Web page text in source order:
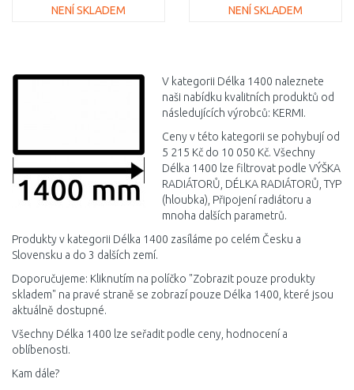
NENÍ SKLADEM
Porovnat
NENÍ SKLADEM
V kategorii Délka 1400 naleznete
naši nabídku kvalitních produktů od
následujících výrobců: KERMI.
Ceny v této kategorii se pohybují od
5 215 Kč do 10 050 Kč. Všechny
Délka 1400 lze filtrovat podle VÝŠKA
RADIÁTORŮ, DÉLKA RADIÁTORŮ, TYP
(hloubka), Připojení radiátoru a
mnoha dalších parametrů.
Produkty v kategorii Délka 1400 zasíláme po celém Česku a
Slovensku a do 3 dalších zemí.
Doporučujeme: Kliknutím na políčko "Zobrazit pouze produkty
skladem" na pravé straně se zobrazí pouze Délka 1400, které jsou
aktuálně dostupné.
Všechny Délka 1400 lze seřadit podle ceny, hodnocení a
oblíbenosti.
Kam dále?